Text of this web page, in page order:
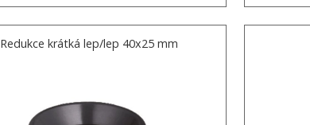
Redukce krátká lep/lep 40x25 mm